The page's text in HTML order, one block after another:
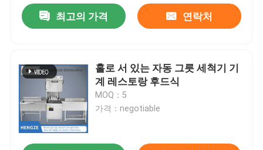
최고의 가격 연락처
홀로 서 있는 자동 그릇 세척기 기
계 레스토랑 후드식
MOQ：5
가격：negotiable